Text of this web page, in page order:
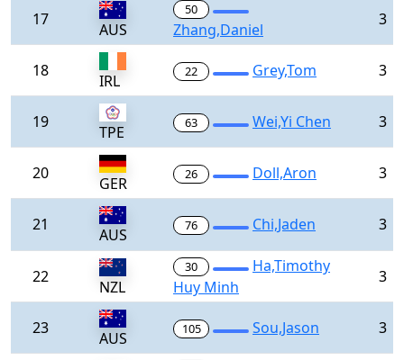
17
AUS
50
Zhang,Daniel
3
18
IRL 22 Grey,Tom 3
19
TPE 63 Wei,Yi Chen 3
20
GER 26 Doll,Aron 3
21
AUS 76 Chi,Jaden 3
22
NZL
30
Ha,Timothy
Huy Minh
3
23
AUS 105 Sou,Jason 3